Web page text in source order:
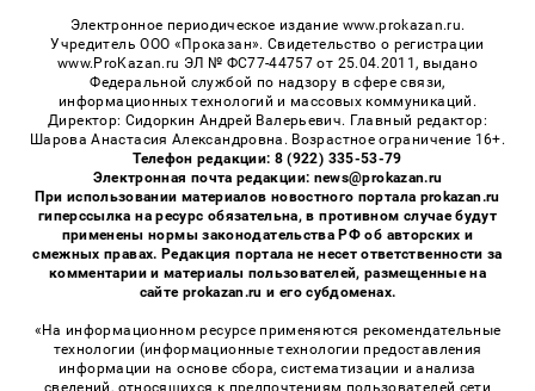
Электронное периодическое издание www.prokazan.ru.
Учредитель ООО «Проказан». Cвидетельство о регистрации
www.ProKazan.ru ЭЛ № ФС77-44757 от 25.04.2011, выдано
Федеральной службой по надзору в сфере связи,
информационных технологий и массовых коммуникаций.
Директор: Сидоркин Андрей Валерьевич. Главный редактор:
Шарова Анастасия Александровна. Возрастное ограничение 16+.
Телефон редакции: 8 (922) 335-53-79
Электронная почта редакции: news@prokazan.ru
При использовании материалов новостного портала prokazan.ru
гиперссылка на ресурс обязательна, в противном случае будут
применены нормы законодательства РФ об авторских и
смежных правах. Редакция портала не несет ответственности за
комментарии и материалы пользователей, размещенные на
сайте prokazan.ru и его субдоменах.
«На информационном ресурсе применяются рекомендательные
технологии (информационные технологии предоставления
информации на основе сбора, систематизации и анализа